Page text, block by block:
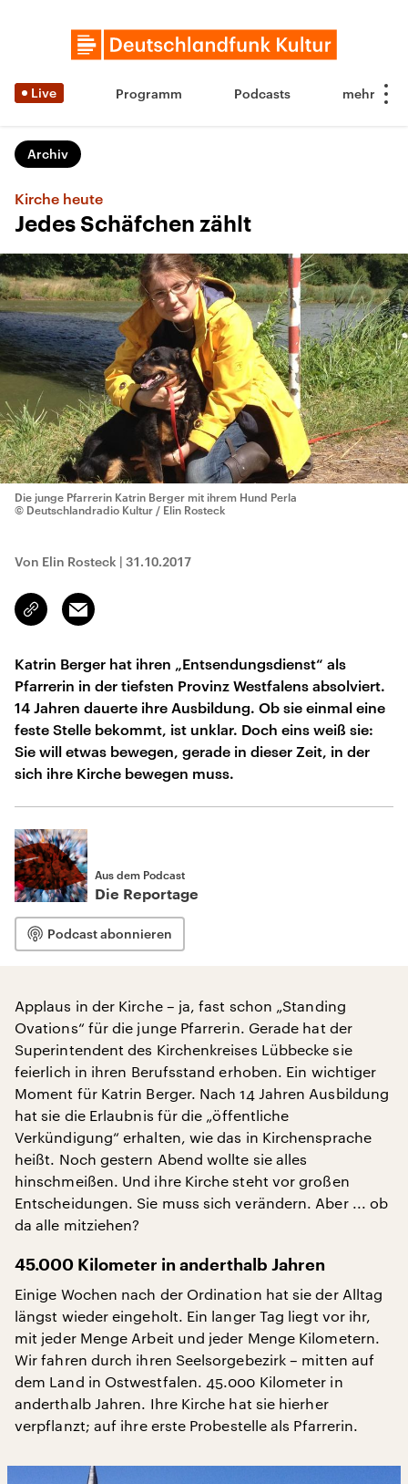
Live Programm Podcasts
Archiv
Kirche heute
Jedes Schäfchen zählt
Die junge Pfarrerin Katrin Berger mit ihrem Hund Perla
© Deutschlandradio Kultur / Elin Rosteck
Von Elin Rosteck | 31.10.2017
Link
kopieren/teilen
Email
Katrin Berger hat ihren „Entsendungsdienst“ als
Pfarrerin in der tiefsten Provinz Westfalens absolviert.
14 Jahren dauerte ihre Ausbildung. Ob sie einmal eine
feste Stelle bekommt, ist unklar. Doch eins weiß sie:
Sie will etwas bewegen, gerade in dieser Zeit, in der
sich ihre Kirche bewegen muss.
Aus dem Podcast
Die Reportage
Podcast abonnieren
Applaus in der Kirche – ja, fast schon „Standing
Ovations“ für die junge Pfarrerin. Gerade hat der
Superintendent des Kirchenkreises Lübbecke sie
feierlich in ihren Berufsstand erhoben. Ein wichtiger
Moment für Katrin Berger. Nach 14 Jahren Ausbildung
hat sie die Erlaubnis für die „öffentliche
Verkündigung“ erhalten, wie das in Kirchensprache
heißt. Noch gestern Abend wollte sie alles
hinschmeißen. Und ihre Kirche steht vor großen
Entscheidungen. Sie muss sich verändern. Aber ... ob
da alle mitziehen?
45.000 Kilometer in anderthalb Jahren
Einige Wochen nach der Ordination hat sie der Alltag
längst wieder eingeholt. Ein langer Tag liegt vor ihr,
mit jeder Menge Arbeit und jeder Menge Kilometern.
Wir fahren durch ihren Seelsorgebezirk – mitten auf
dem Land in Ostwestfalen. 45.000 Kilometer in
anderthalb Jahren. Ihre Kirche hat sie hierher
verpflanzt; auf ihre erste Probestelle als Pfarrerin.